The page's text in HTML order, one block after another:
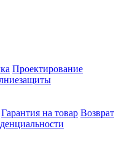
Проектирование
Гарантия на товар Возврат